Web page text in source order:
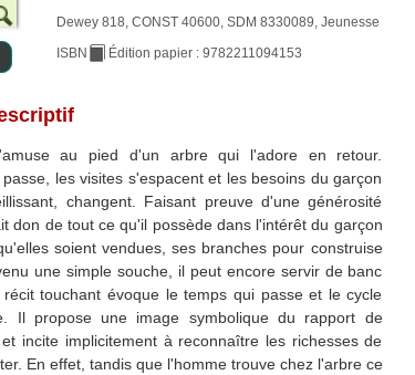
Dewey 818, CONST 40600, SDM 8330089, Jeunesse
ISBN Édition papier : 9782211094153
au pied d'un arbre qui l'adore en retour.
les visites s'espacent et les besoins du garçon
changent. Faisant preuve d'une générosité
don de tout ce qu'il possède dans l'intérêt du garçon
soient vendues, ses branches pour construise
une simple souche, il peut encore servir de banc
touchant évoque le temps qui passe et le cycle
Il propose une image symbolique du rapport de
incite implicitement à reconnaître les richesses de
En effet, tandis que l'homme trouve chez l'arbre ce